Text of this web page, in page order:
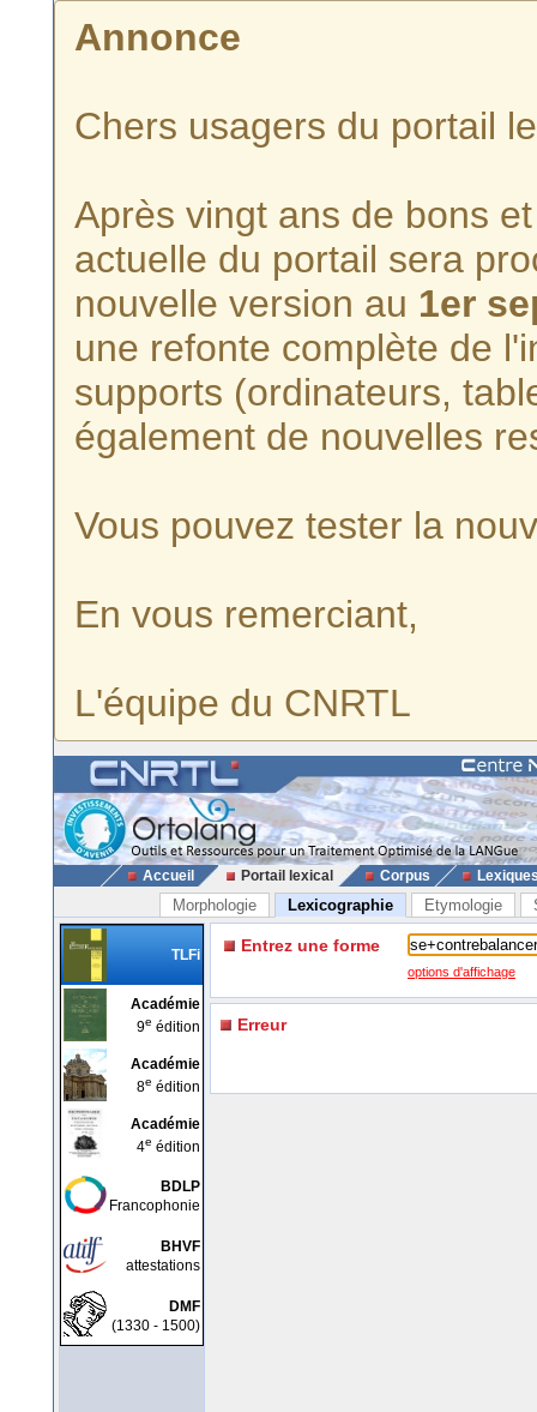
Annonce
Chers usagers du portail
Après vingt ans de bons
actuelle du portail sera
nouvelle version au 1er
une refonte complète de
supports (ordinateurs,
également de nouvelles
Vous pouvez tester la
En vous remerciant,
L'équipe du CNRTL
Accueil Portail lexical Corpus
Morphologie Lexicographie Etymologie
TLFi
Académie
9e édition
Académie
8e édition
Académie
4e édition
BDLP
Francophonie
BHVF
attestations
DMF
(1330 - 1500)
Entrez une forme
options d'affichage
Erreur